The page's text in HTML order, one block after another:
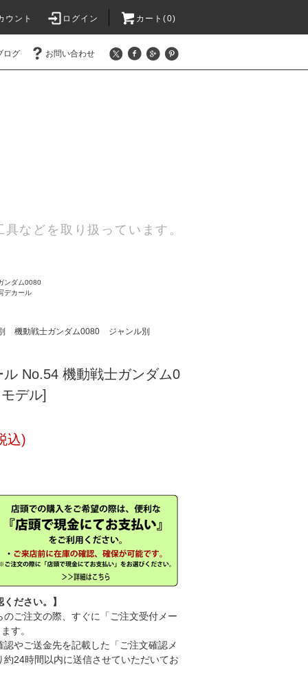
ウント ログイン カート(0)
ログ お問い合わせ
などを取り扱っています。
ンダム0080
デカール
機動戦士ガンダム0080
ジャンル別
ル No.54 機動戦士ガンダム0
デル]
込)
ださい。】
ご注文の際、すぐに「ご注文受付メー
す。
やご送金先を記載した「ご注文確認メ
約24時間以内に送信させていただいてお